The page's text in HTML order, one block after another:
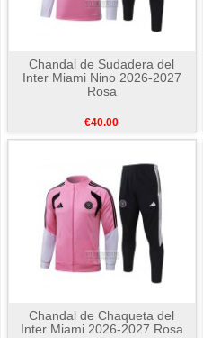
Chandal de Sudadera del
Inter Miami Nino 2026-2027
Rosa
€40.00
Chandal de Chaqueta del
Inter Miami 2026-2027 Rosa